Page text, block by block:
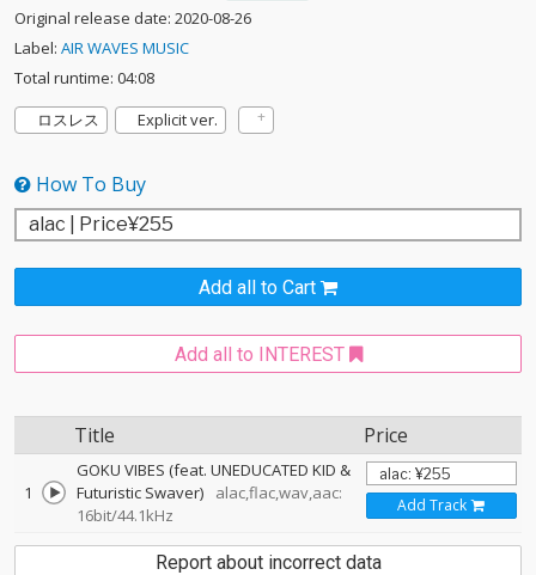
Original release date: 2020-08-26
Label: AIR WAVES MUSIC
Total runtime: 04:08
ロスレス
Explicit ver.
How To Buy
Add all to Cart
Add all to INTEREST
Title Price
1
GOKU VIBES (feat. UNEDUCATED KID &
Futuristic Swaver)
alac,flac,wav,aac:
16bit/44.1kHz
Add Track
Report about incorrect data